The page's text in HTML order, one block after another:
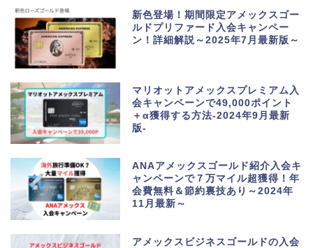
新色登場！期間限定アメックスゴー
ルドプリファード入会キャンペー
ン！詳細解説～2025年7月最新版～
マリオットアメックスプレミアム入
会キャンペーンで49,000ポイント
＋α獲得する方法-2024年9月最新
版-
ANAアメックスゴールド紹介入会キ
ャンペーンで７万マイル超獲得！年
会費無料＆節約裏技あり～2024年
11月最新～
アメックスビジネスゴールドの入会